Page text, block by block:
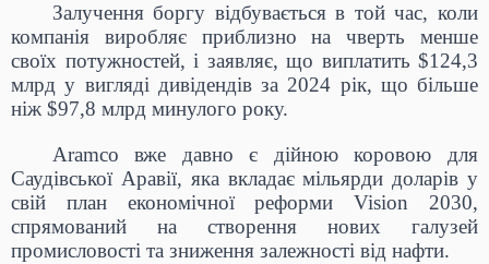
Залучення боргу відбувається в той час, коли
компанія виробляє приблизно на чверть менше
своїх потужностей, і заявляє, що виплатить $124,3
млрд у вигляді дивідендів за 2024 рік, що більше
ніж $97,8 млрд минулого року.
Aramco вже давно є дійною коровою для
Саудівської Аравії, яка вкладає мільярди доларів у
свій план економічної реформи Vision 2030,
спрямований на створення нових галузей
промисловості та зниження залежності від нафти.